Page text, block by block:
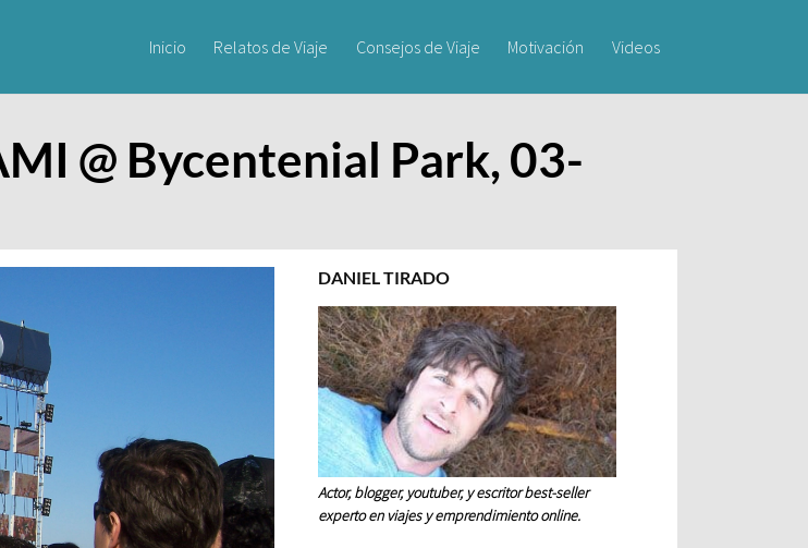
Inicio Relatos de Viaje Consejos de Viaje Motivación Videos
@ Bycentenial Park, 03-
DANIEL TIRADO
Actor, blogger, youtuber, y escritor best-seller
experto en viajes y emprendimiento online.